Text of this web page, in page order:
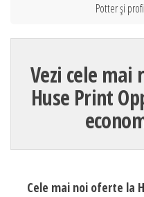
Potter și
Vezi cele mai
Huse Print
Cele mai noi oferte la